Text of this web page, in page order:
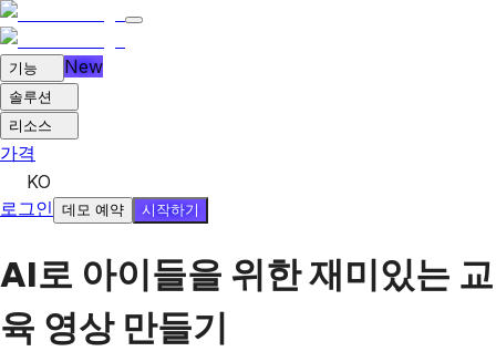
기능 New
솔루션
리소스
가격
KO
로그인
데모 예약 시작하기
AI로 아이들을 위한 재미있는 교
육 영상 만들기